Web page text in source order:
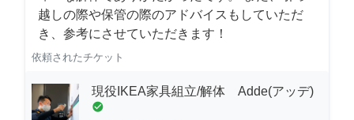
越しの際や保管の際のアドバイスもしていただ
き、参考にさせていただきます！
依頼されたチケット
現役IKEA家具組立/解体 Adde(アッデ)
check_circle